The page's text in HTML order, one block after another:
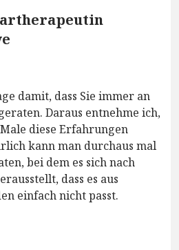
damit, dass Sie immer an
Daraus entnehme ich,
diese Erfahrungen
kann man durchaus mal
bei dem es sich nach
dass es aus
einfach nicht passt.